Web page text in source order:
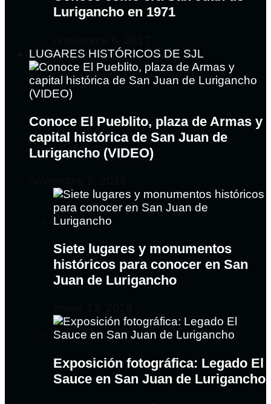
Lurigancho en 1971
LUGARES HISTÓRICOS DE SJL
Conoce El Pueblito, plaza de Armas y
capital histórica de San Juan de
Lurigancho (VIDEO)
Siete lugares y monumentos
históricos para conocer en San
Juan de Lurigancho
Exposición fotográfica: Legado El
Sauce en San Juan de Lurigancho